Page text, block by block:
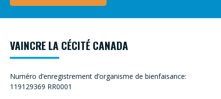
VAINCRE LA CÉCITÉ CANADA
Numéro d’enregistrement d’organisme de bienfaisance:
119129369 RR0001